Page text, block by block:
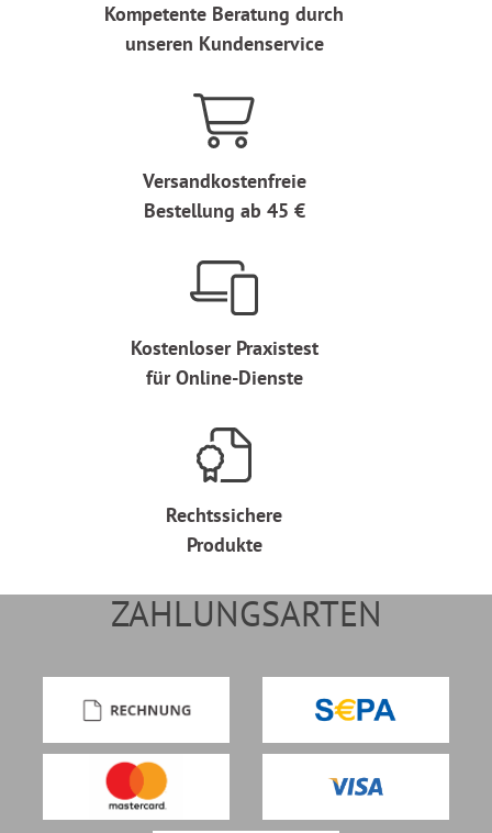
Kompetente Beratung durch
unseren Kundenservice
Versandkostenfreie
Bestellung ab 45 €
Kostenloser Praxistest
für Online-Dienste
Rechtssichere
Produkte
ZAHLUNGSARTEN